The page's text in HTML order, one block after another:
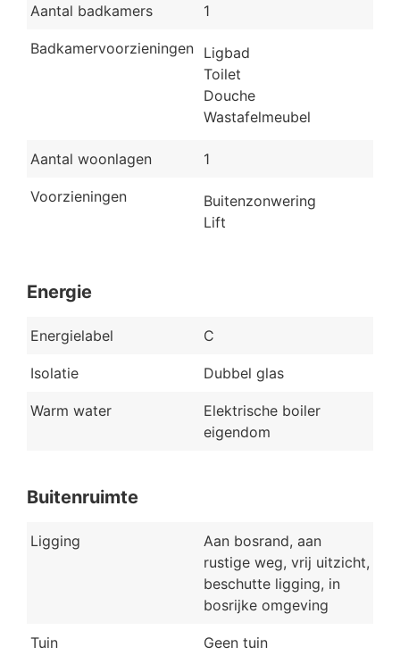
Aantal badkamers 1
Badkamervoorzieningen Ligbad
Toilet
Douche
Wastafelmeubel
Aantal woonlagen 1
Voorzieningen
Buitenzonwering
Lift
Energie
Energielabel C
Isolatie Dubbel glas
Warm water
Elektrische boiler
eigendom
Buitenruimte
Ligging
Aan bosrand, aan
rustige weg, vrij uitzicht,
beschutte ligging, in
bosrijke omgeving
Tuin Geen tuin